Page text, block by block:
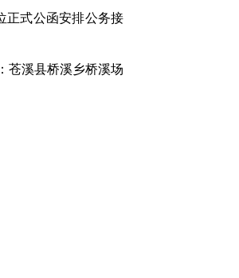
正式公函安排公务接
苍溪县桥溪乡桥溪场